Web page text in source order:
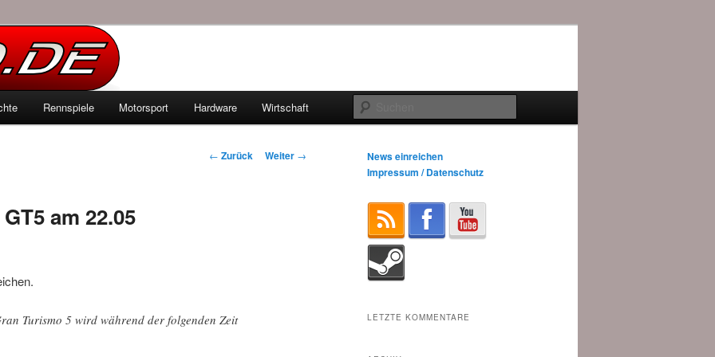
Rennspiele Motorsport Hardware Wirtschaft
Beitrags-
← Zurück Weiter →
am 22.05
Turismo 5 wird während der folgenden Zeit
News einreichen
Impressum / Datenschutz
LETZTE KOMMENTARE